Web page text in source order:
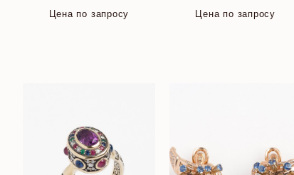
Цена по запросу Цена по запросу